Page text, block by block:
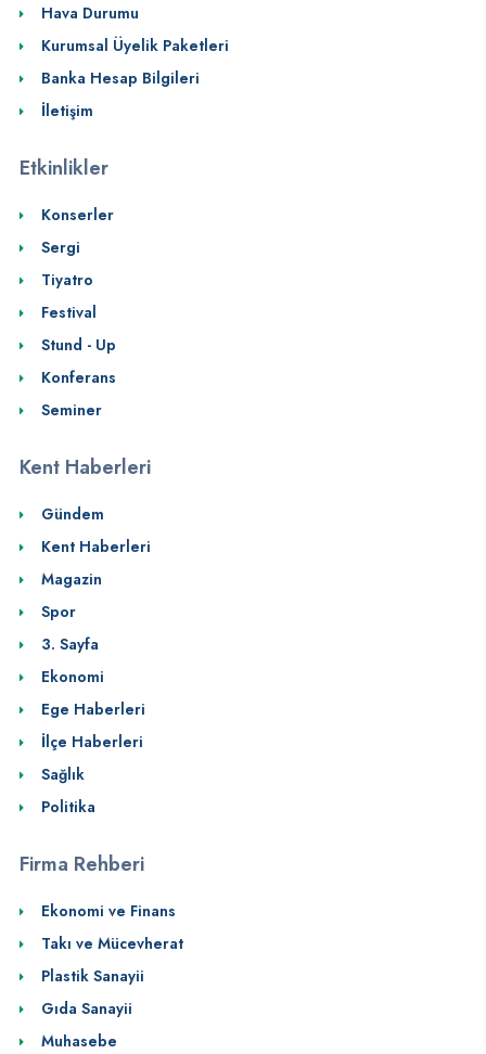
Hava Durumu
Kurumsal Üyelik Paketleri
Banka Hesap Bilgileri
İletişim
Etkinlikler
Konserler
Sergi
Tiyatro
Festival
Stund - Up
Konferans
Seminer
Kent Haberleri
Gündem
Kent Haberleri
Magazin
Spor
3. Sayfa
Ekonomi
Ege Haberleri
İlçe Haberleri
Sağlık
Politika
Firma Rehberi
Ekonomi ve Finans
Takı ve Mücevherat
Plastik Sanayii
Gıda Sanayii
Muhasebe